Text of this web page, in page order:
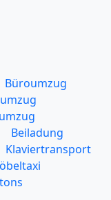
Büroumzug
Beiladung
Klaviertransport